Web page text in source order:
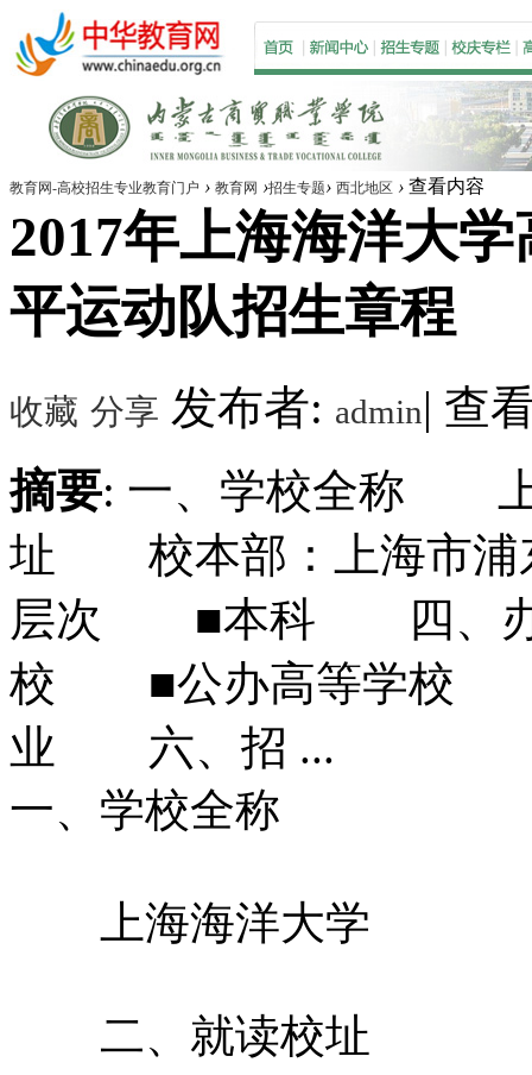
教育网-高校招生专业教育门户 › 教育网 ›招生专题› 西北地区 › 查看内容
2017年上海海洋大学
平运动队招生章程
收藏 分享 发布者: admin| 查
摘要: 一、学校全称
址 校本部：上海市浦
层次 ■本科 四、办
校 ■公办高等学校
业 六、招 ...
一、学校全称
上海海洋大学
二、就读校址